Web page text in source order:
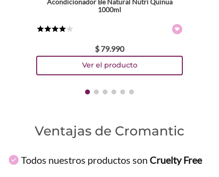
1000ml
$ 79.990
Ventajas de Cromantic
Todos nuestros productos son Cruelty Free